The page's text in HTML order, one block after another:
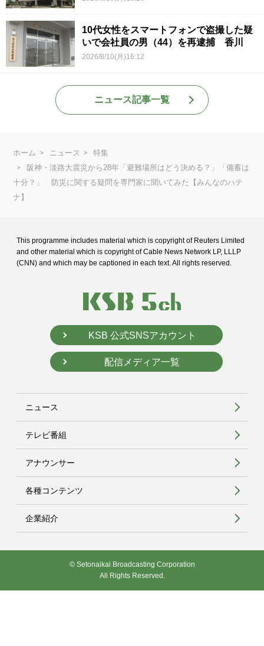
10代女性をスマートフォンで盗撮した疑
いで会社員の男（44）を再逮捕 香川
2026/8/10(月)16:12
ニュース記事一覧
ホーム ニュース
特集
阪神・淡路大震災から28年「避難場所はどう決める？」「備蓄は
十分？」 防災に関する疑問を専門家に聞いてみた【みんなのハテ
ナ】
This programme includes material which is copyright of Reuters Limited
and other material which is copyright of Cable News Network LP, LLLP
(CNN) and which may be captioned in each text. All rights reserved.
KSB 公式SNSアカウント
配信メディア一覧
ニュース
テレビ番組
アナウンサー
各種コンテンツ
企業紹介
© Setonaikai Broadcasting Corporation
All Rights Reserved.